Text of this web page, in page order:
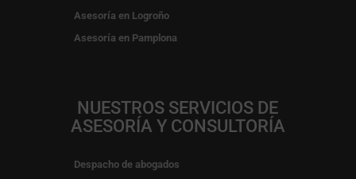
Asesoría en Logroño
Asesoría en Pamplona
NUESTROS SERVICIOS DE
ASESORÍA Y CONSULTORÍA
Despacho de abogados